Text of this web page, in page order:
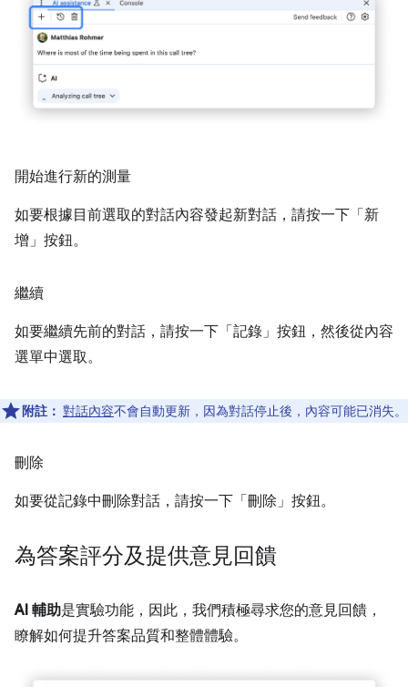
開始進行新的測量
如要根據目前選取的對話內容發起新對話，請按一下「新
增」 按鈕。
繼續
如要繼續先前的對話，請按一下「記錄」 按鈕，然後從內容
選單中選取。
附註： 對話內容不會自動更新，因為對話停止後，內容可能已消失。
刪除
如要從記錄中刪除對話，請按一下「刪除」 按鈕。
為答案評分及提供意見回饋
AI 輔助是實驗功能，因此，我們積極尋求您的意見回饋，
瞭解如何提升答案品質和整體體驗。